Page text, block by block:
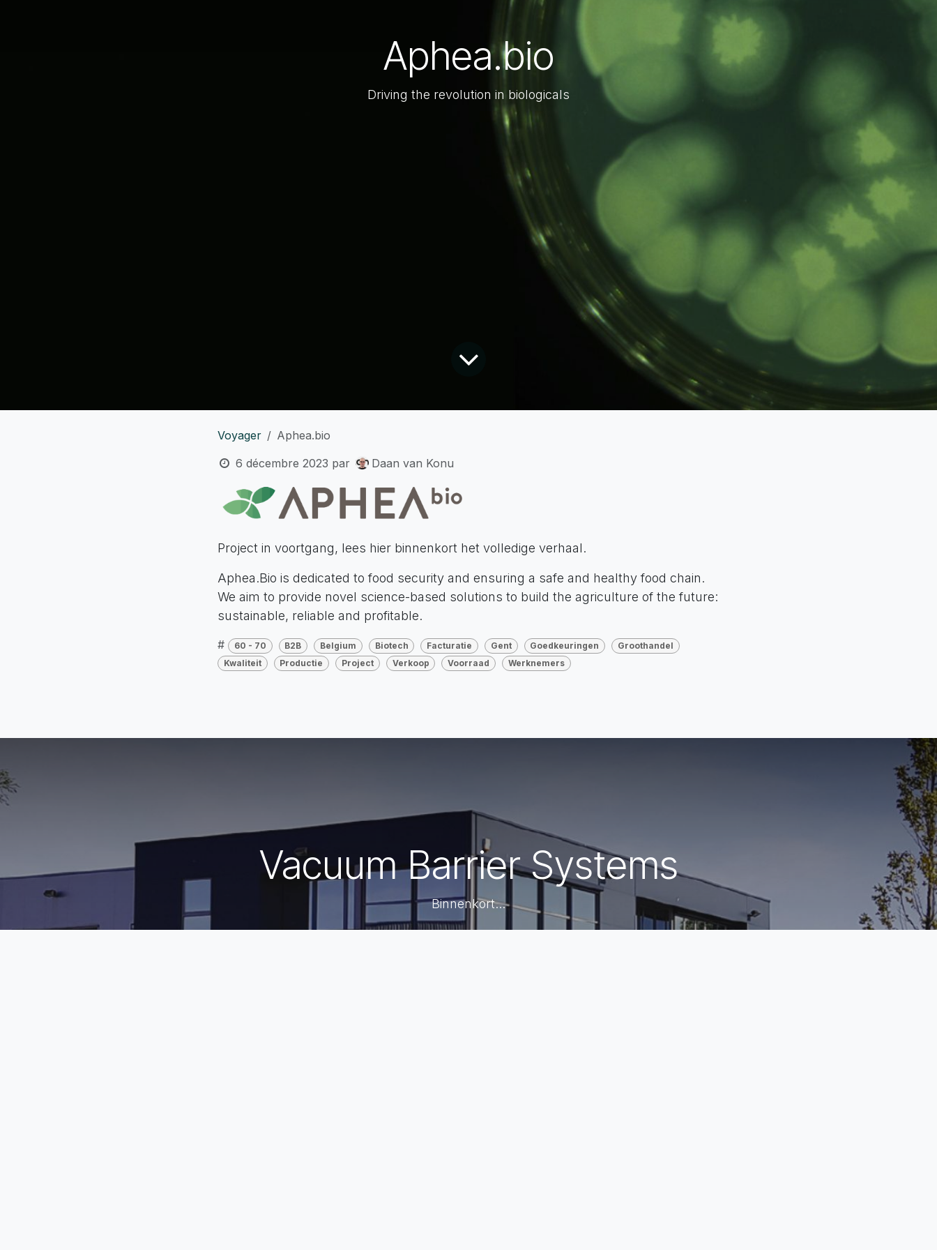
Aphea.bio
Driving the revolution in biologicals
Voyager
Aphea.bio
6 décembre 2023 par Daan van Konu
Project in voortgang, lees hier binnenkort het volledige verhaal.
Aphea.Bio is dedicated to food security and ensuring a safe and healthy food chain.
We aim to provide novel science-based solutions to build the agriculture of the future:
sustainable, reliable and profitable.
# 60 - 70 B2B Belgium Biotech Facturatie Gent Goedkeuringen
Groothandel
Kwaliteit
Productie Project Verkoop Voorraad Werknemers
Vacuum Barrier Systems
Binnenkort...